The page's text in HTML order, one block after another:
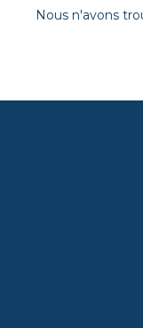
Nous n'avons